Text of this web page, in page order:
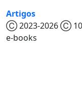
Artigos
Ⓒ 2023-2026 Ⓒ
e-books